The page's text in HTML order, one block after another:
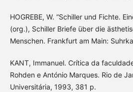
HOGREBE, W. “Schiller und Fichte.
(org.), Schiller Briefe über die
Menschen. Frankfurt am Main:
KANT, Immanuel. Crítica da
Rohden e António Marques. Rio de
Universitária, 1993, 381 p.